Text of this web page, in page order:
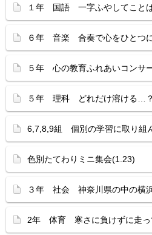
１年 国語 一字ふやしてこと
６年 音楽 合奏で心をひとつ
５年 心の教育ふれあいコンサ
５年 理科 どれだけ溶ける…
6,7,8,9組 個別の学習に取り組
色別たてわりミニ集会(1.23)
３年 社会 神奈川県の中の横
2年 体育 寒さに負けずに走